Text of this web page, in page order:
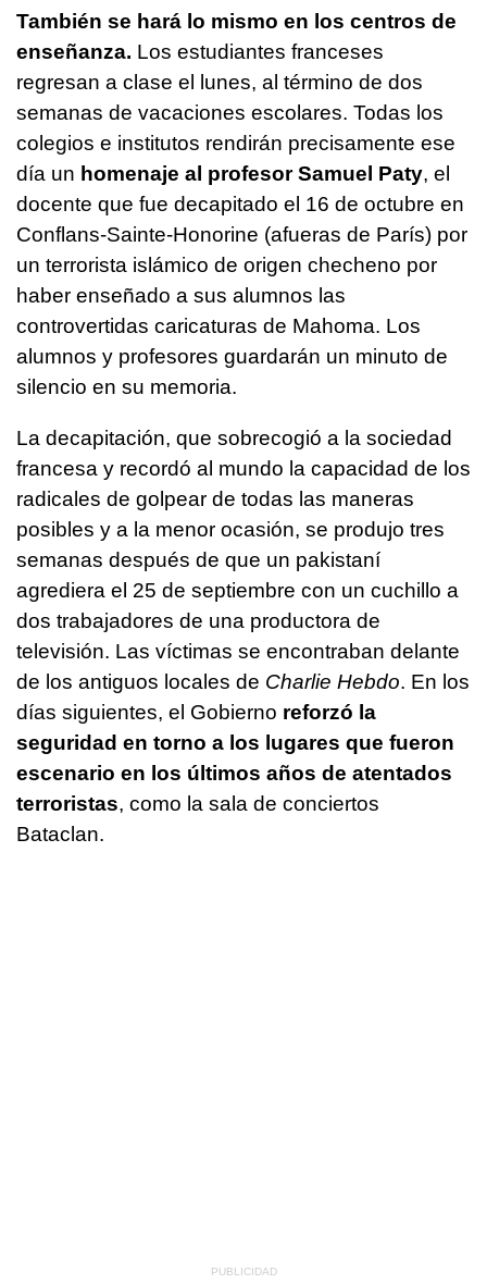
También se hará lo mismo en los centros de
enseñanza. Los estudiantes franceses
regresan a clase el lunes, al término de dos
semanas de vacaciones escolares. Todas los
colegios e institutos rendirán precisamente ese
día un homenaje al profesor Samuel Paty, el
docente que fue decapitado el 16 de octubre en
Conflans-Sainte-Honorine (afueras de París) por
un terrorista islámico de origen checheno por
haber enseñado a sus alumnos las
controvertidas caricaturas de Mahoma. Los
alumnos y profesores guardarán un minuto de
silencio en su memoria.
La decapitación, que sobrecogió a la sociedad
francesa y recordó al mundo la capacidad de los
radicales de golpear de todas las maneras
posibles y a la menor ocasión, se produjo tres
semanas después de que un pakistaní
agrediera el 25 de septiembre con un cuchillo a
dos trabajadores de una productora de
televisión. Las víctimas se encontraban delante
de los antiguos locales de Charlie Hebdo. En los
días siguientes, el Gobierno reforzó la
seguridad en torno a los lugares que fueron
escenario en los últimos años de atentados
terroristas, como la sala de conciertos
Bataclan.